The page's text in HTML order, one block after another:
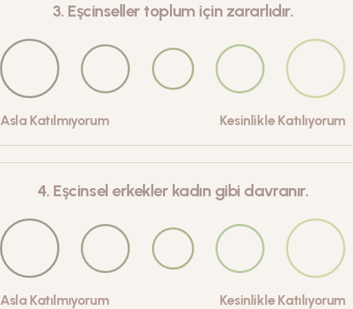
3. Eşcinseller toplum için zararlıdır.
Asla Katılmıyorum Kesinlikle Katılıyorum
4. Eşcinsel erkekler kadın gibi davranır.
Asla Katılmıyorum Kesinlikle Katılıyorum